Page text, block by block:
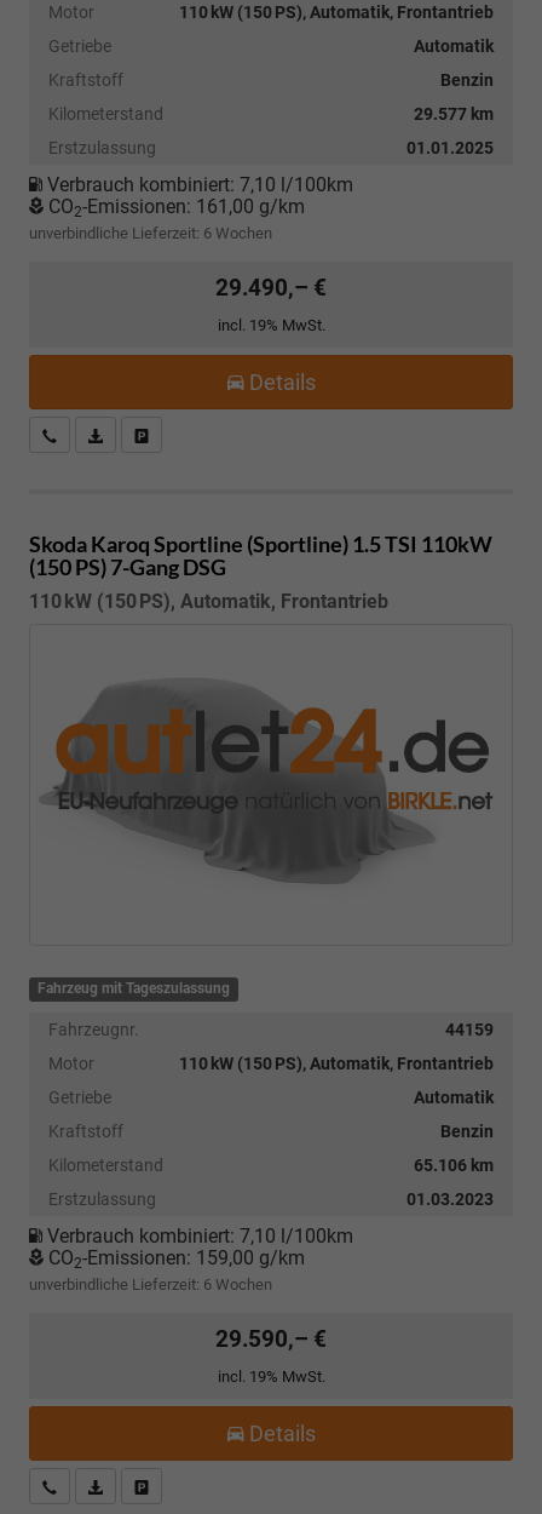
Motor
110 kW (150 PS), Automatik, Frontantrieb
Getriebe
Automatik
Kraftstoff
Benzin
Kilometerstand
29.577 km
Erstzulassung
01.01.2025
Verbrauch kombiniert: 7,10 l/100km
CO2-Emissionen: 161,00 g/km
unverbindliche Lieferzeit: 6 Wochen
29.490,– €
incl. 19% MwSt.
Details
Kostenloser Rückruf-Service
PDF-Datei, Fahrzeugexposé drucken
Skoda KaroqSportline (Sportline) 1.5 TSI 110kW
(150 PS) 7-Gang DSG
110 kW (150 PS), Automatik, Frontantrieb
Fahrzeug mit Tageszulassung
Fahrzeugnr.
44159
Motor
110 kW (150 PS), Automatik, Frontantrieb
Getriebe
Automatik
Kraftstoff
Benzin
Kilometerstand
65.106 km
Erstzulassung
01.03.2023
Verbrauch kombiniert: 7,10 l/100km
CO2-Emissionen: 159,00 g/km
unverbindliche Lieferzeit: 6 Wochen
29.590,– €
incl. 19% MwSt.
Details
Kostenloser Rückruf-Service
PDF-Datei, Fahrzeugexposé drucken